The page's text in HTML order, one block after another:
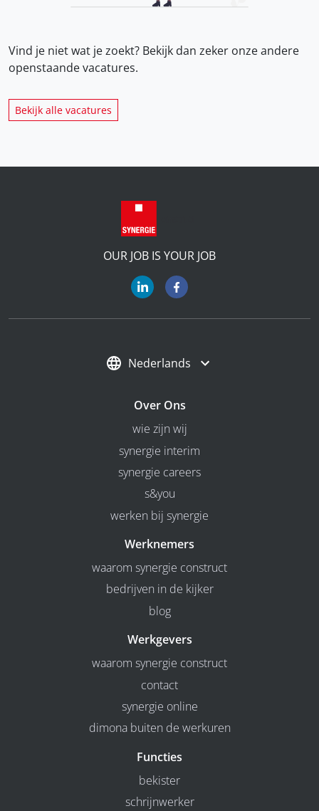
Vind je niet wat je zoekt? Bekijk dan zeker onzeandere
openstaande vacatures.
Bekijk alle vacatures
OUR JOB IS YOUR JOB
Nederlands
Over Ons
wie zijn wij
synergie interim
synergie careers
s&you
werken bij synergie
Werknemers
waarom synergie construct
bedrijven in de kijker
blog
Werkgevers
waarom synergie construct
contact
synergie online
dimona buiten de werkuren
Functies
bekister
schrijnwerker